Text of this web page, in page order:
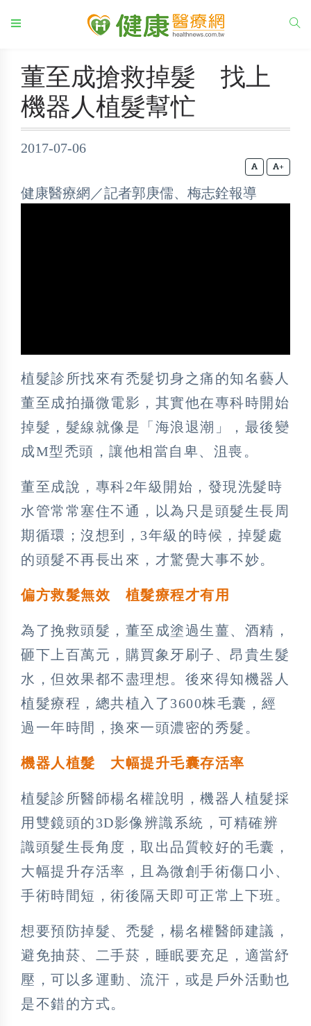
董至成搶救掉髮 找上
機器人植髮幫忙
2017-07-06
+
健康醫療網／記者郭庚儒、梅志銓報導
植髮診所找來有禿髮切身之痛的知名藝人
董至成拍攝微電影，其實他在專科時開始
掉髮，髮線就像是「海浪退潮」，最後變
成M型禿頭，讓他相當自卑、沮喪。
董至成說，專科2年級開始，發現洗髮時
水管常常塞住不通，以為只是頭髮生長周
期循環；沒想到，3年級的時候，掉髮處
的頭髮不再長出來，才驚覺大事不妙。
偏方救髮無效 植髮療程才有用
為了挽救頭髮，董至成塗過生薑、酒精，
砸下上百萬元，購買象牙刷子、昂貴生髮
水，但效果都不盡理想。後來得知機器人
植髮療程，總共植入了3600株毛囊，經
過一年時間，換來一頭濃密的秀髮。
機器人植髮 大幅提升毛囊存活率
植髮診所醫師楊名權說明，機器人植髮採
用雙鏡頭的3D影像辨識系統，可精確辨
識頭髮生長角度，取出品質較好的毛囊，
大幅提升存活率，且為微創手術傷口小、
手術時間短，術後隔天即可正常上下班。
想要預防掉髮、禿髮，楊名權醫師建議，
避免抽菸、二手菸，睡眠要充足，適當紓
壓，可以多運動、流汗，或是戶外活動也
是不錯的方式。